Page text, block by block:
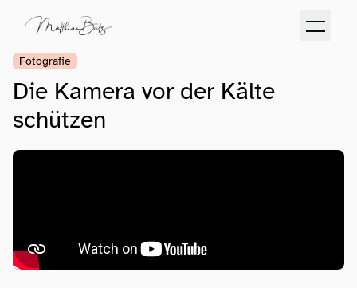
Fotografie
Die Kamera vor der Kälte
schützen